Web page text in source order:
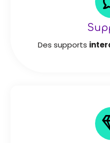
Des supports